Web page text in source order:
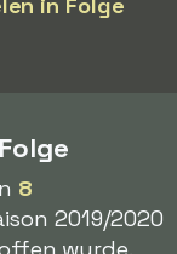
8
2019/2020